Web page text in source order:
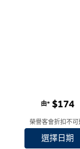
由* $174
榮譽客會折扣不可
選擇日期